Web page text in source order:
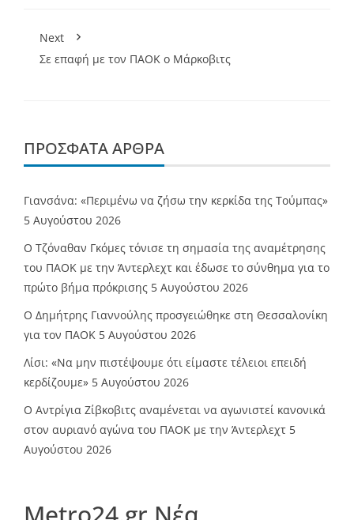
Next
Σε επαφή με τον ΠΑΟΚ ο Μάρκοβιτς
ΠΡΌΣΦΑΤΑ ΆΡΘΡΑ
Γιανσάνα: «Περιμένω να ζήσω την κερκίδα της Τούμπας»
5 Αυγούστου 2026
Ο Τζόναθαν Γκόμες τόνισε τη σημασία της αναμέτρησης
του ΠΑΟΚ με την Άντερλεχτ και έδωσε το σύνθημα για το
πρώτο βήμα πρόκρισης 5 Αυγούστου 2026
Ο Δημήτρης Γιαννούλης προσγειώθηκε στη Θεσσαλονίκη
για τον ΠΑΟΚ 5 Αυγούστου 2026
Λίσι: «Να μην πιστέψουμε ότι είμαστε τέλειοι επειδή
κερδίζουμε» 5 Αυγούστου 2026
Ο Αντρίγια Ζίβκοβιτς αναμένεται να αγωνιστεί κανονικά
στον αυριανό αγώνα του ΠΑΟΚ με την Άντερλεχτ 5
Αυγούστου 2026